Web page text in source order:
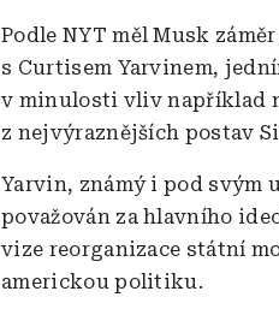
Podle NYT měl Musk
s Curtisem Yarvinem,
v minulosti vliv například
z nejvýraznějších postav
Yarvin, známý i pod svým
považován za hlavního
vize reorganizace státní
americkou politiku.